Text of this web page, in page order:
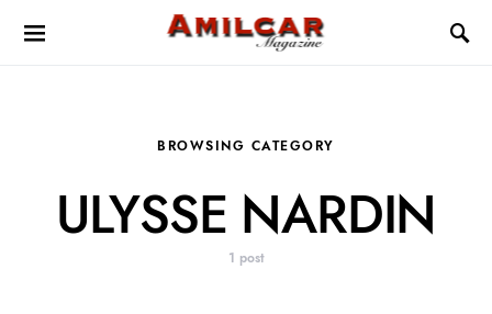
BROWSING CATEGORY
ULYSSE NARDIN
1 post